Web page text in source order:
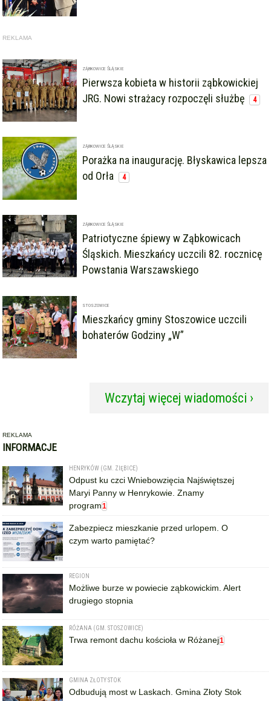
REKLAMA
ZĄBKOWICE ŚLĄSKIE
Pierwsza kobieta w historii ząbkowickiej
JRG. Nowi strażacy rozpoczęli służbę
4
ZĄBKOWICE ŚLĄSKIE
Porażka na inaugurację. Błyskawica lepsza
od Orła
4
ZĄBKOWICE ŚLĄSKIE
Patriotyczne śpiewy w Ząbkowicach
Śląskich. Mieszkańcy uczcili 82. rocznicę
Powstania Warszawskiego
STOSZOWICE
Mieszkańcy gminy Stoszowice uczcili
bohaterów Godziny „W”
Wczytaj więcej wiadomości ›
REKLAMA
INFORMACJE
HENRYKÓW (GM. ZIĘBICE)
Odpust ku czci Wniebowzięcia Najświętszej
Maryi Panny w Henrykowie. Znamy
program1
Zabezpiecz mieszkanie przed urlopem. O
czym warto pamiętać?
REGION
Możliwe burze w powiecie ząbkowickim. Alert
drugiego stopnia
RÓŻANA (GM. STOSZOWICE)
Trwa remont dachu kościoła w Różanej1
GMINA ZŁOTY STOK
Odbudują most w Laskach. Gmina Złoty Stok